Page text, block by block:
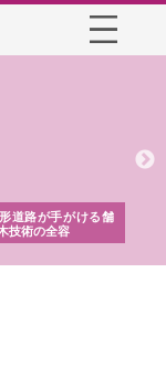
道路が手がける舗
技術の全容